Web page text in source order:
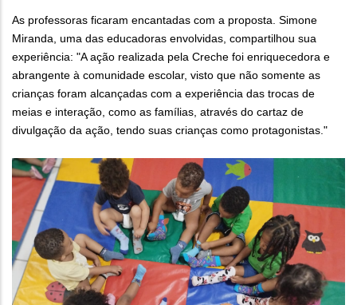
As professoras ficaram encantadas com a proposta. Simone
Miranda, uma das educadoras envolvidas, compartilhou sua
experiência: "A ação realizada pela Creche foi enriquecedora e
abrangente à comunidade escolar, visto que não somente as
crianças foram alcançadas com a experiência das trocas de
meias e interação, como as famílias, através do cartaz de
divulgação da ação, tendo suas crianças como protagonistas."